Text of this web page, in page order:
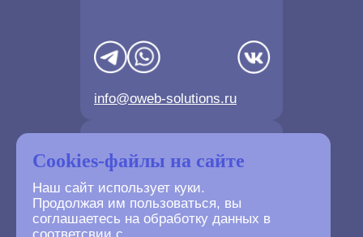
Cookies-файлы на сайте
Наш сайт использует куки.
Продолжая им пользоваться, вы
соглашаетесь на обработку данных в
info@oweb-solutions.ru